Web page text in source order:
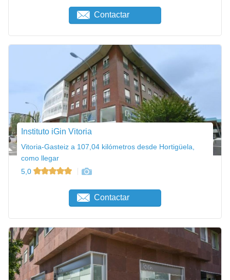
Contactar
Instituto iGin Vitoria
Vitoria-Gasteiz a 107,04 kilómetros desde Hortigüela,
como llegar
5,0
Contactar